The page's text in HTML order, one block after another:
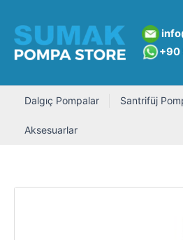
atla
+90
Dalgıç Pompalar Santrifüj
Aksesuarlar